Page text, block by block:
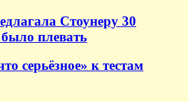
Стоунеру 30
плевать
серьёзное» к тестам